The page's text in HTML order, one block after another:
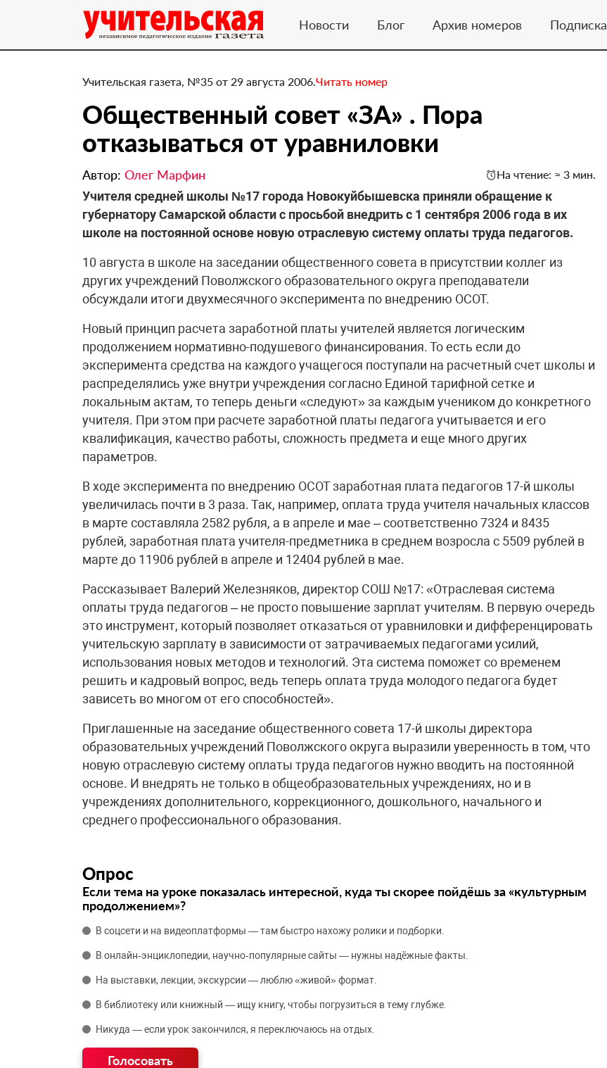
Новости Блог Архив номеров Подписка
Учительская газета, №35 от 29 августа 2006.Читать номер
Общественный совет «ЗА» . Пора
отказываться от уравниловки
Автор: Олег Марфин На чтение: ≈ 3 мин.
Учителя средней школы №17 города Новокуйбышевска приняли обращение к
губернатору Самарской области с просьбой внедрить с 1 сентября 2006 года в их
школе на постоянной основе новую отраслевую систему оплаты труда педагогов.
10 августа в школе на заседании общественного совета в присутствии коллег из
других учреждений Поволжского образовательного округа преподаватели
обсуждали итоги двухмесячного эксперимента по внедрению ОСОТ.
Новый принцип расчета заработной платы учителей является логическим
продолжением нормативно-подушевого финансирования. То есть если до
эксперимента средства на каждого учащегося поступали на расчетный счет школы и
распределялись уже внутри учреждения согласно Единой тарифной сетке и
локальным актам, то теперь деньги «следуют» за каждым учеником до конкретного
учителя. При этом при расчете заработной платы педагога учитывается и его
квалификация, качество работы, сложность предмета и еще много других
параметров.
В ходе эксперимента по внедрению ОСОТ заработная плата педагогов 17-й школы
увеличилась почти в 3 раза. Так, например, оплата труда учителя начальных классов
в марте составляла 2582 рубля, а в апреле и мае – соответственно 7324 и 8435
рублей, заработная плата учителя-предметника в среднем возросла с 5509 рублей в
марте до 11906 рублей в апреле и 12404 рублей в мае.
Рассказывает Валерий Железняков, директор СОШ №17: «Отраслевая система
оплаты труда педагогов – не просто повышение зарплат учителям. В первую очередь
это инструмент, который позволяет отказаться от уравниловки и дифференцировать
учительскую зарплату в зависимости от затрачиваемых педагогами усилий,
использования новых методов и технологий. Эта система поможет со временем
решить и кадровый вопрос, ведь теперь оплата труда молодого педагога будет
зависеть во многом от его способностей».
Приглашенные на заседание общественного совета 17-й школы директора
образовательных учреждений Поволжского округа выразили уверенность в том, что
новую отраслевую систему оплаты труда педагогов нужно вводить на постоянной
основе. И внедрять не только в общеобразовательных учреждениях, но и в
учреждениях дополнительного, коррекционного, дошкольного, начального и
среднего профессионального образования.
Опрос
Если тема на уроке показалась интересной, куда ты скорее пойдёшь за «культурным
продолжением»?
В соцсети и на видеоплатформы — там быстро нахожу ролики и подборки.
В онлайн‑энциклопедии, научно‑популярные сайты — нужны надёжные факты.
На выставки, лекции, экскурсии — люблю «живой» формат.
В библиотеку или книжный — ищу книгу, чтобы погрузиться в тему глубже.
Никуда — если урок закончился, я переключаюсь на отдых.